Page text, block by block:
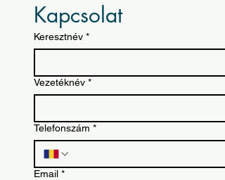
Kapcsolat
Keresztnév *
Vezetéknév *
Telefonszám *
Email *